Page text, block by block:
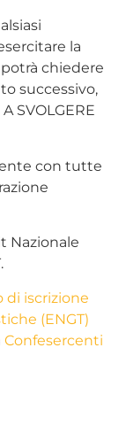
la
chiedere
successivo,
SVOLGERE
con tutte
Nazionale
di iscrizione
(ENGT)
Confesercenti